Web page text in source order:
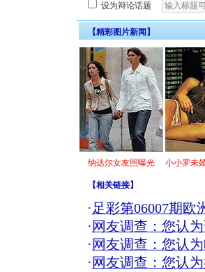
设为辩论话题
【精彩图片新闻】
纳达尔女友照曝光 小小罗未
【相关链接】
·足彩第06007期欧
· 网友调查：您认
· 网友调查：您认
· 网友调查：您认